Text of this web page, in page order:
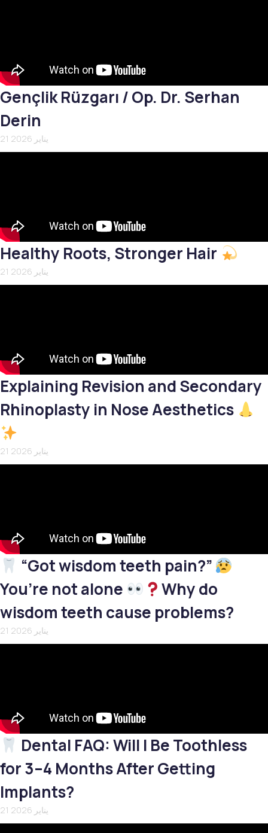
Gençlik Rüzgarı / Op. Dr. Serhan
Derin
21 يناير 2026
Healthy Roots, Stronger Hair
21 يناير 2026
Explaining Revision and Secondary
Rhinoplasty in Nose Aesthetics
21 يناير 2026
“Got wisdom teeth pain?”
You’re not alone
Why do
wisdom teeth cause problems?
21 يناير 2026
Dental FAQ: Will I Be Toothless
for 3–4 Months After Getting
Implants?
21 يناير 2026